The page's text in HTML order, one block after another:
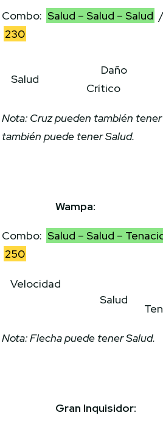
Combo: Salud – Salud – Salud
230
Salud
Daño
Crítico
Nota: Cruz pueden también
también puede tener Salud.
Wampa:
Combo: Salud – Salud –
250
Velocidad
Salud
Nota: Flecha puede tener Salud.
Gran Inquisidor: